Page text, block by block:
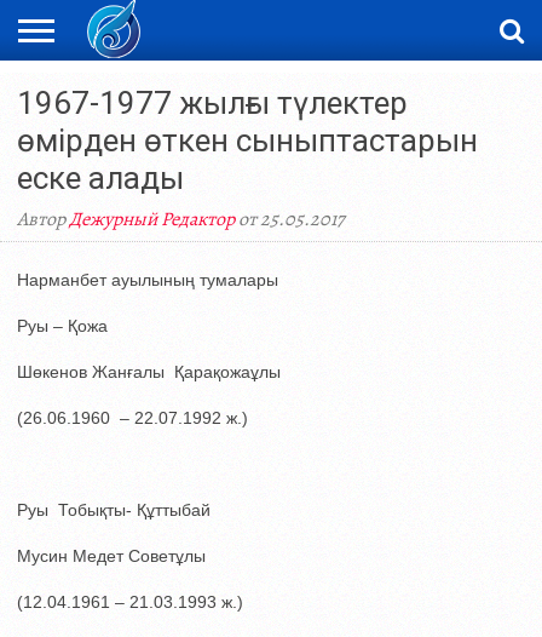
ЖАҢАЛЫҚТАР
НОВОСТИ
ВИДЕО
ФОТОРЕПОРТАЖИ
ОРКЕН
1967-1977 жылғы түлектер
өмірден өткен сыныптастарын
еске алады
АвторДежурный Редакторот 25.05.2017
Нарманбет ауылының тумалары
Руы – Қожа
Шөкенов Жанғалы Қарақожаұлы
(26.06.1960 – 22.07.1992 ж.)
Руы Тобықты- Құттыбай
Мусин Медет Советұлы
(12.04.1961 – 21.03.1993 ж.)